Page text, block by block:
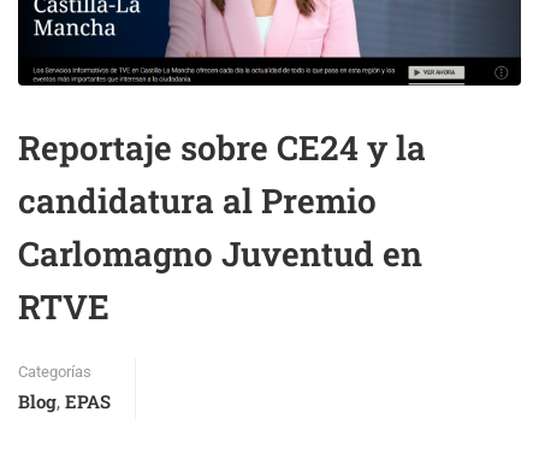
Reportaje sobre CE24 y la
candidatura al Premio
Carlomagno Juventud en
RTVE
Categorías
Blog, EPAS